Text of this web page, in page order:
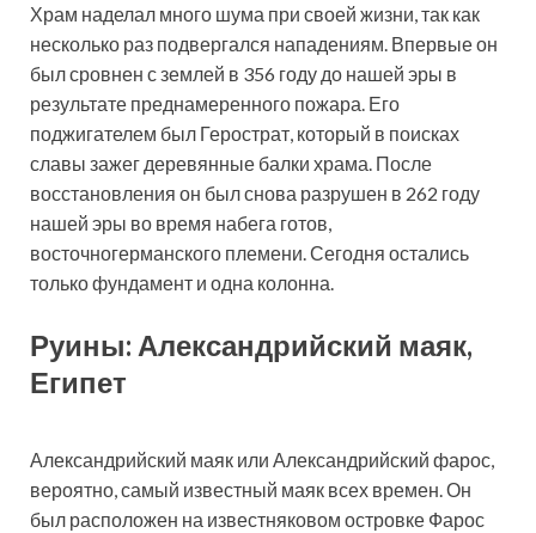
Храм наделал много шума при своей жизни, так как
несколько раз подвергался нападениям. Впервые он
был сровнен с землей в 356 году до нашей эры в
результате преднамеренного пожара. Его
поджигателем был Герострат, который в поисках
славы зажег деревянные балки храма. После
восстановления он был снова разрушен в 262 году
нашей эры во время набега готов,
восточногерманского племени. Сегодня остались
только фундамент и одна колонна.
Руины: Александрийский маяк,
Египет
Александрийский маяк или Александрийский фарос,
вероятно, самый известный маяк всех времен. Он
был расположен на известняковом островке Фарос